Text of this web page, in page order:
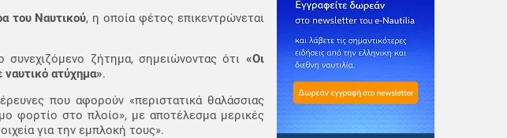
του Ναυτικού, η οποία φέτος επικεντρώνεται
ζήτημα, σημειώνοντας ότι «Οι
ναυτικό ατύχημα».
που αφορούν «περιστατικά θαλάσσιας
φορτίο στο πλοίο», με αποτέλεσμα μερικές
για την εμπλοκή τους».